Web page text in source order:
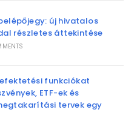
új hivatalos
részletes áttekintése
funkciókat
ETF-ek és
tervek egy